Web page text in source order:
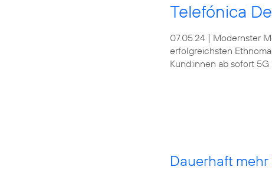
Telefónica
07.05.24 | Modernster
erfolgreichsten
Kund:innen ab sofort
Dauerhaft